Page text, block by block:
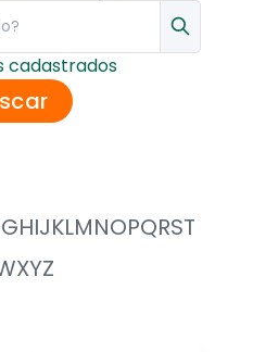
cadastrados
GHIJKLMNOPQRST
XYZ